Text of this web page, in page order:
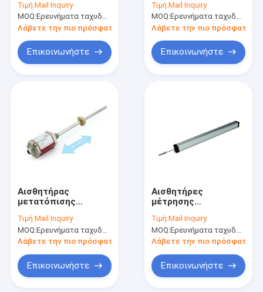
αντίσταση σε
κρούσματα
αντίστασης σε
κρούσματα
ανίχνευση
μετατόπισης
20mA
Τιμή:Mail Inquiry
MOQ:Ερευνήματα ταχυδρομείου
Λάβετε την πιο πρόσφατη τιμή
Επικοινωνήστε
Τιμή:Mail Inquiry
MOQ:Ερευνήματα ταχυδρομείου
Λάβετε την πιο πρόσφατη
Επικοινωνήστε
Αισθητήρας
μετατόπισης
σειράς NS-WY08R
Τιμή:Mail Inquiry
MOQ:Ερευνήματα ταχυδρομείου
Λάβετε την πιο πρόσφατη τιμή
Επικοινωνήστε
Αισθητήρες
μέτρησης
μετρητή
μετατόπισης σειράς
NS-WY03
Τιμή:Mail Inquiry
MOQ:Ερευνήματα ταχυδρομείου
Λάβετε την πιο πρόσφατη
Επικοινωνήστε